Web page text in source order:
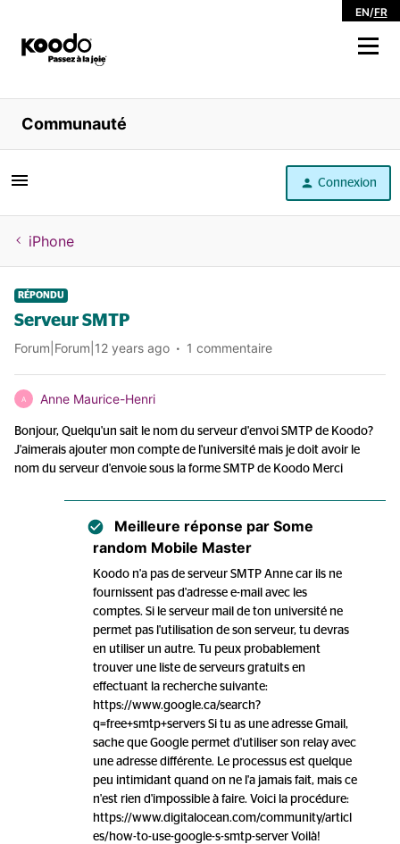
EN/FR
Magasiner
Libre service
Aide
Communauté
Connexion
iPhone
RÉPONDU
Serveur SMTP
Forum|Forum|12 years ago 1 commentaire
A Anne Maurice-Henri
Bonjour, Quelqu'un sait le nom du serveur d'envoi SMTP de Koodo?
J'aimerais ajouter mon compte de l'université mais je doit avoir le
nom du serveur d'envoie sous la forme SMTP de Koodo Merci
Meilleure réponse par Some
random Mobile Master
Koodo n'a pas de serveur SMTP Anne car ils ne
fournissent pas d'adresse e-mail avec les
comptes. Si le serveur mail de ton université ne
permet pas l'utilisation de son serveur, tu devras
en utiliser un autre. Tu peux probablement
trouver une liste de serveurs gratuits en
effectuant la recherche suivante:
https://www.google.ca/search?
q=free+smtp+servers Si tu as une adresse Gmail,
sache que Google permet d'utiliser son relay avec
une adresse différente. Le processus est quelque
peu intimidant quand on ne l'a jamais fait, mais ce
n'est rien d'impossible à faire. Voici la procédure:
https://www.digitalocean.com/community/articl
es/how-to-use-google-s-smtp-server Voilà!